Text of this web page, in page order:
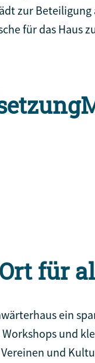
zur
für das Haus
für
ein
und
und